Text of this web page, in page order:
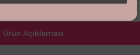
Ürün Açıklaması